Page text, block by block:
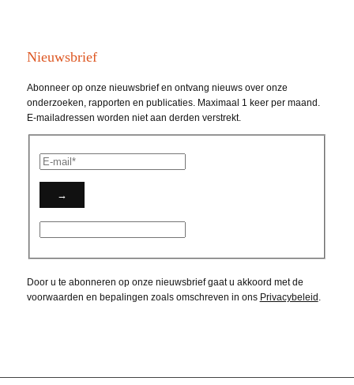
Nieuwsbrief
Abonneer op onze nieuwsbrief en ontvang nieuws over onze
onderzoeken, rapporten en publicaties. Maximaal 1 keer per maand.
E-mailadressen worden niet aan derden verstrekt.
Door u te abonneren op onze nieuwsbrief gaat u akkoord met de
voorwaarden en bepalingen zoals omschreven in ons Privacybeleid .